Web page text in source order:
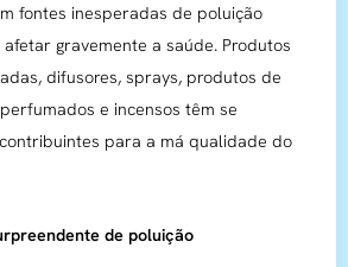
fontes inesperadas de poluição
gravemente a saúde. Produtos
difusores, sprays, produtos de
e incensos têm se
para a má qualidade do
de poluição